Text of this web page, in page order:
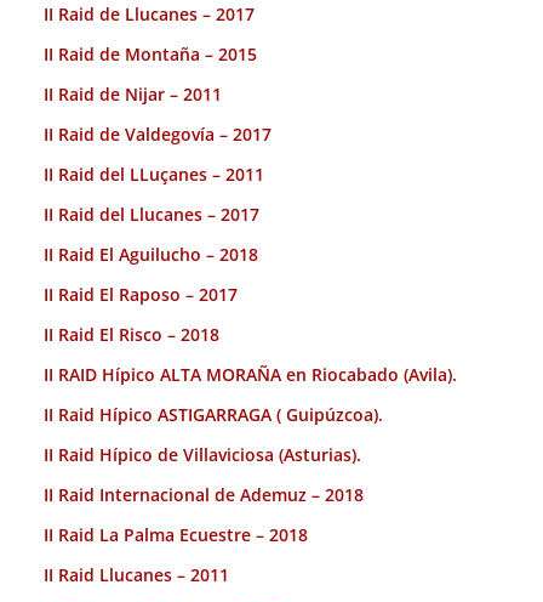
II Raid de Llucanes – 2017
II Raid de Montaña – 2015
II Raid de Nijar – 2011
II Raid de Valdegovía – 2017
II Raid del LLuçanes – 2011
II Raid del Llucanes – 2017
II Raid El Aguilucho – 2018
II Raid El Raposo – 2017
II Raid El Risco – 2018
II RAID Hípico ALTA MORAÑA en Riocabado (Avila).
II Raid Hípico ASTIGARRAGA ( Guipúzcoa).
II Raid Hípico de Villaviciosa (Asturias).
II Raid Internacional de Ademuz – 2018
II Raid La Palma Ecuestre – 2018
II Raid Llucanes – 2011